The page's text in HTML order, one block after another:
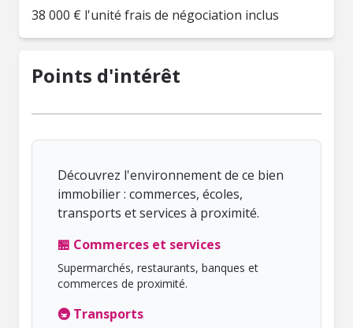
38 000 € l'unité frais de négociation inclus
Points d'intérêt
Découvrez l'environnement de ce bien
immobilier : commerces, écoles,
transports et services à proximité.
🏪 Commerces et services
Supermarchés, restaurants, banques et
commerces de proximité.
🚇 Transports